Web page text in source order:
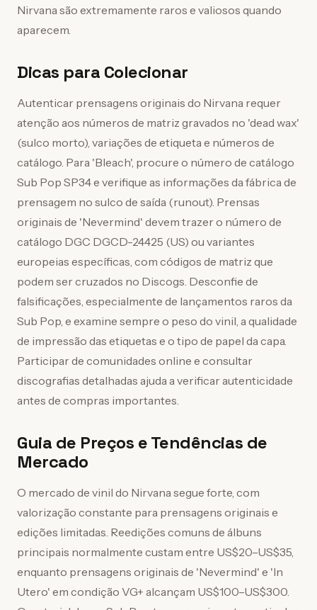
Nirvana são extremamente raros e valiosos quando
aparecem.
Dicas para Colecionar
Autenticar prensagens originais do Nirvana requer
atenção aos números de matriz gravados no 'dead wax'
(sulco morto), variações de etiqueta e números de
catálogo. Para 'Bleach', procure o número de catálogo
Sub Pop SP34 e verifique as informações da fábrica de
prensagem no sulco de saída (runout). Prensas
originais de 'Nevermind' devem trazer o número de
catálogo DGC DGCD-24425 (US) ou variantes
europeias específicas, com códigos de matriz que
podem ser cruzados no Discogs. Desconfie de
falsificações, especialmente de lançamentos raros da
Sub Pop, e examine sempre o peso do vinil, a qualidade
de impressão das etiquetas e o tipo de papel da capa.
Participar de comunidades online e consultar
discografias detalhadas ajuda a verificar autenticidade
antes de compras importantes.
Guia de Preços e Tendências de
Mercado
O mercado de vinil do Nirvana segue forte, com
valorização constante para prensagens originais e
edições limitadas. Reedições comuns de álbuns
principais normalmente custam entre US$20–US$35,
enquanto prensagens originais de 'Nevermind' e 'In
Utero' em condição VG+ alcançam US$100–US$300.